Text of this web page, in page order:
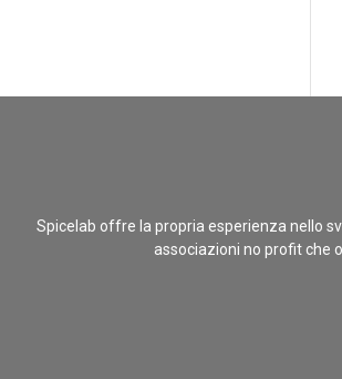
Spicelab offre la propria esperienza nello
associazioni no profit che